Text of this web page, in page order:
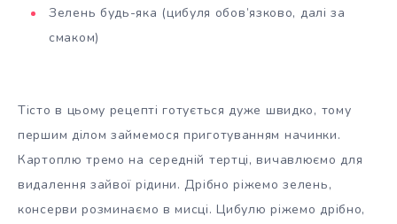
Зелень будь-яка (цибуля обов’язково, далі за
смаком)
Тісто в цьому рецепті готується дуже швидко, тому
першим ділом займемося приготуванням начинки.
Картоплю тремо на середній тертці, вичавлюємо для
видалення зайвої рідини. Дрібно ріжемо зелень,
консерви розминаємо в мисці. Цибулю ріжемо дрібно,